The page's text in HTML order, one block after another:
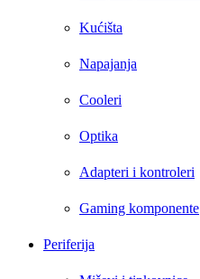
Kućišta
Napajanja
Cooleri
Optika
Adapteri i kontroleri
Gaming komponente
Periferija